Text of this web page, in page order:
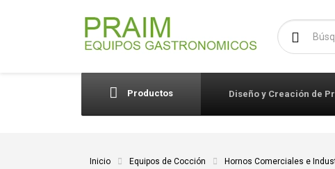
Buscar:
Productos Diseño y Creación de
Inicio Equipos de Cocción Hornos Comerciales e